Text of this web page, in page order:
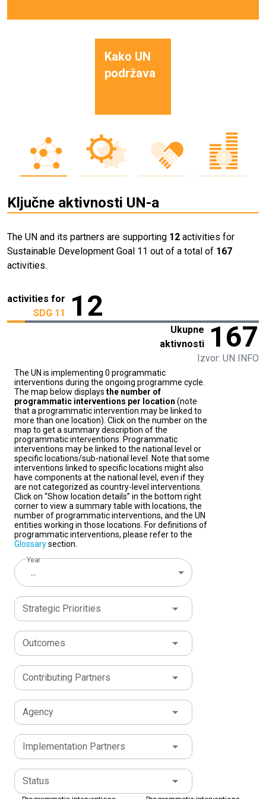
Kako UN
podržava
Ključne aktivnosti UN-a
The UN and its partners are supporting 12 activities for
Sustainable Development Goal 11 out of a total of 167
activities.
activities for
SDG 11
12
Ukupne
aktivnosti
167
Izvor: UN INFO
The UN is implementing 0 programmatic
interventions during the ongoing programme cycle.
The map below displays the number of
programmatic interventions per location (note
that a programmatic intervention may be linked to
more than one location). Click on the number on the
map to get a summary description of the
programmatic interventions. Programmatic
interventions may be linked to the national level or
specific locations/sub-national level. Note that some
interventions linked to specific locations might also
have components at the national level, even if they
are not categorized as country-level interventions.
Click on “Show location details” in the bottom right
corner to view a summary table with locations, the
number of programmatic interventions, and the UN
entities working in those locations. For definitions of
programmatic interventions, please refer to the
Glossarysection.
Year
...
Strategic Priorities
Outcomes
Contributing Partners
Agency
Implementation Partners
Status